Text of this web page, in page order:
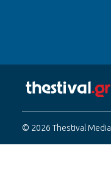
© 2026 Thestival Media